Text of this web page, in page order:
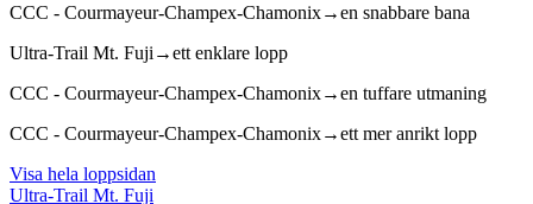
CCC - Courmayeur-Champex-Chamonix→en snabbare bana
Ultra-Trail Mt. Fuji →ett enklare lopp
CCC - Courmayeur-Champex-Chamonix→en tuffare utmaning
CCC - Courmayeur-Champex-Chamonix→ett mer anrikt lopp
Visa hela loppsidan
Ultra-Trail Mt. Fuji